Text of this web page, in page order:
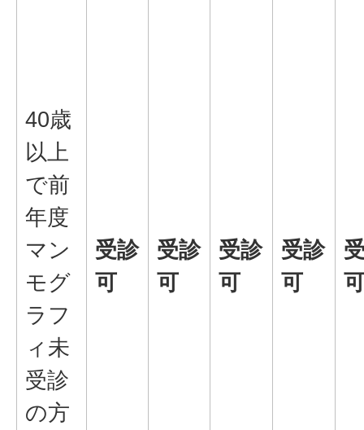
40歳
以上
で前
年度
マン
モグ
ラフ
ィ未
受診
の方
受診
可
受診
可
受診
可
受診
可